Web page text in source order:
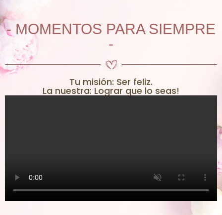
- MOMENTOS PARA SIEMPRE
-
Tu misión: Ser feliz.
La nuestra: Lograr que lo seas!